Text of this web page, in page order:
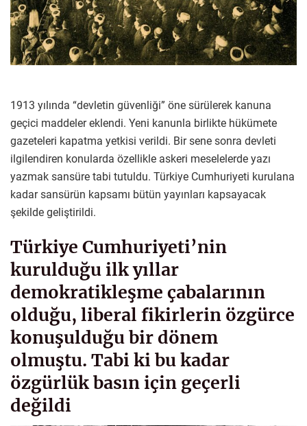
1913 yılında “devletin güvenliği” öne sürülerek kanuna
geçici maddeler eklendi. Yeni kanunla birlikte hükümete
gazeteleri kapatma yetkisi verildi. Bir sene sonra devleti
ilgilendiren konularda özellikle askeri meselelerde yazı
yazmak sansüre tabi tutuldu. Türkiye Cumhuriyeti kurulana
kadar sansürün kapsamı bütün yayınları kapsayacak
şekilde geliştirildi.
Türkiye Cumhuriyeti’nin
kurulduğu ilk yıllar
demokratikleşme çabalarının
olduğu, liberal fikirlerin özgürce
konuşulduğu bir dönem
olmuştu. Tabi ki bu kadar
özgürlük basın için geçerli
değildi